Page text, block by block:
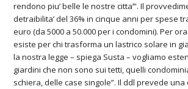
rendono piu’ belle le nostre citta’”. Il
detraibilita’ del 36% in cinque anni per spese
euro (da 5000 a 50.000 per i condomini). Per
esiste per chi trasforma un lastrico solare in
la nostra legge – spiega Susta – vogliamo
giardini che non sono sui tetti, quelli
schiera, delle case singole”. Il ddl prevede